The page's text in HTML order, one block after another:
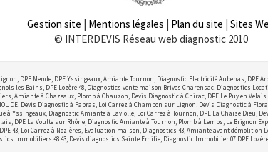
Gestion site | Mentions légales | Plan du site | Sites
© INTERDEVIS Réseau web diagnostic 2010
DPE Mende, DPE Yssingeaux, Amiante Tournon, Diagnostic Electricité Aubenas,
les Bains, DPE Lozère 48, Diagnostics vente maison Brives Charensac, Diagnostics
Amiante à Chazeaux, Plomb à Chauzon, Devis Diagnostic à Chirac, DPE Le Puy en
BRIOUDE, Devis Diagnostic à Fabras, Loi Carrez à Chambon sur Lignon, Devis Diagnostic à
à Yssingeaux, Diagnostic Amiante à Laviolle, Loi Carrez à Tournon, DPE La Chaise Dieu,
DPE La Voulte sur Rhône, Diagnostic Amiante à Tournon, Plomb à Lemps, Le Brignon
43, Loi Carrez à Nozières, Evaluation maison, Diagnostics 43, Amiante avant démolition
Immobiliers 48 43, Devis diagnostics Sainte Emilie, Diagnostic Immobilier 07 DPE